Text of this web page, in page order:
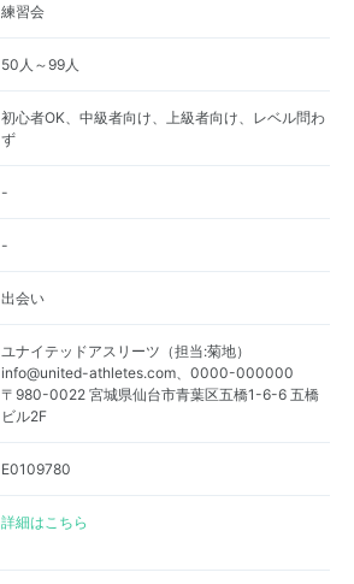
練習会
50人～99人
初心者OK、中級者向け、上級者向け、レベル問わ
ず
-
-
出会い
ユナイテッドアスリーツ（担当:菊地）
info@united-athletes.com、0000-000000
〒980-0022 宮城県仙台市青葉区五橋1-6-6 五橋
ビル2F
E0109780
詳細はこちら